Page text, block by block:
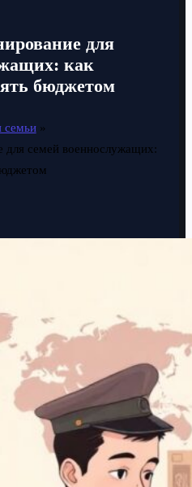
для
как
бюджетом
семьи
для семей военнослужащих: